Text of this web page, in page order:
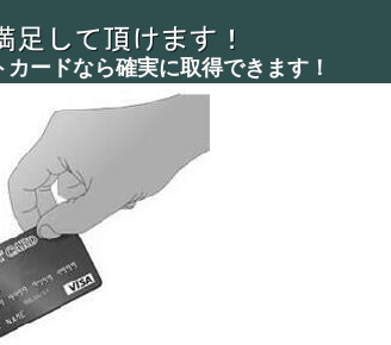
カードなら確実に取得できます！